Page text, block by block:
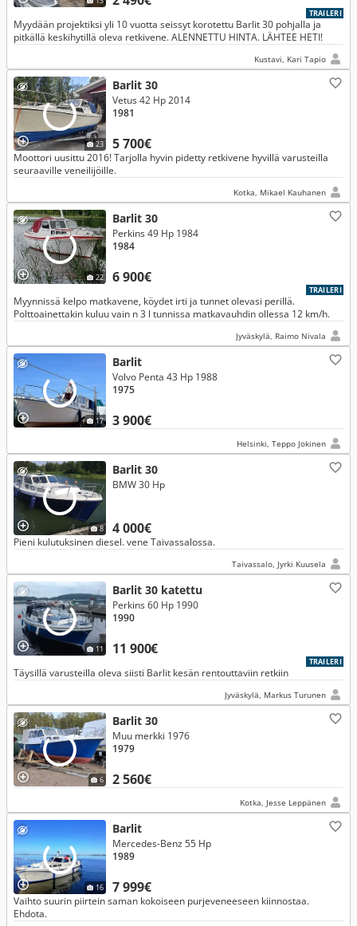
TRAILERI
Myydään projektiksi yli 10 vuotta seissyt korotettu Barlit 30 pohjalla ja
pitkällä keskihytillä oleva retkivene. ALENNETTU HINTA. LÄHTEE HETI!
Kustavi, Kari Tapio
23
Barlit 30
5 700€
Vetus 42 Hp 2014
1981
Moottori uusittu 2016! Tarjolla hyvin pidetty retkivene hyvillä varusteilla
seuraaville veneilijöille.
Kotka, Mikael Kauhanen
22
Barlit 30
6 900€
Perkins 49 Hp 1984
1984
TRAILERI
Myynnissä kelpo matkavene, köydet irti ja tunnet olevasi perillä.
Polttoainettakin kuluu vain n 3 l tunnissa matkavauhdin ollessa 12 km/h.
Jyväskylä, Raimo Nivala
17
Barlit
3 900€
Volvo Penta 43 Hp 1988
1975
Helsinki, Teppo Jokinen
8
Barlit 30
4 000€
BMW 30 Hp
Pieni kulutuksinen diesel. vene Taivassalossa.
Taivassalo, Jyrki Kuusela
11
Barlit 30 katettu
11 900€
Perkins 60 Hp 1990
1990
TRAILERI
Täysillä varusteilla oleva siisti Barlit kesän rentouttaviin retkiin
Jyväskylä, Markus Turunen
6
Barlit 30
2 560€
Muu merkki 1976
1979
Kotka, Jesse Leppänen
16
Barlit
7 999€
Mercedes-Benz 55 Hp
1989
Vaihto suurin piirtein saman kokoiseen purjeveneeseen kiinnostaa.
Ehdota.